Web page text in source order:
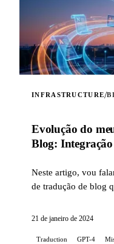
INFRASTRUCTURE/
Evolução do
Blog:
Neste artigo, vou
de tradução de blog
21 de janeiro de 2024
Traduction GPT-4